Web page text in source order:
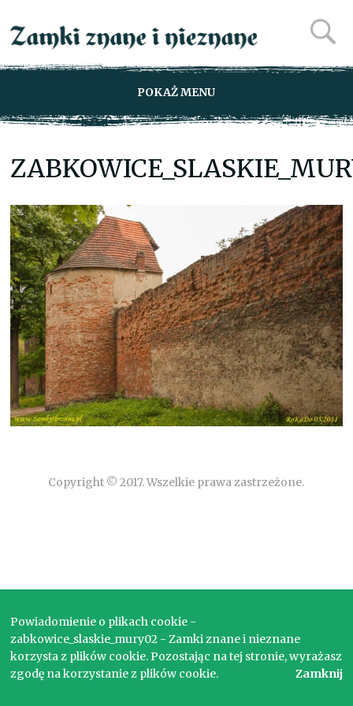
POKAŻ MENU
Copyright © 2017. Wszelkie prawa zastrzeżone.
Powiadomienie o plikach cookie -
zabkowice_slaskie_mury02 - Zamki znane i nieznane
korzysta z plików cookie. Pozostając na tej stronie, wyrażasz
zgodę na korzystanie z plików cookie.
Zamknij